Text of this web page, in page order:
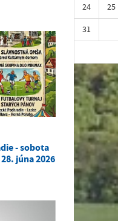
- sobota
júna 2026
24
25
31